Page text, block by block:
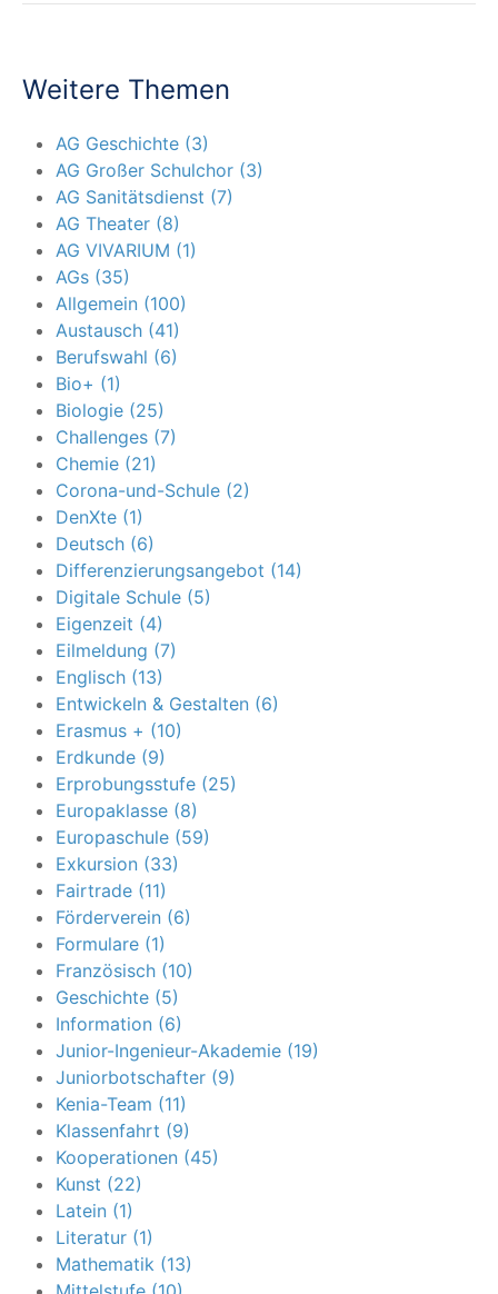
Weitere Themen
AG Geschichte (3)
AG Großer Schulchor (3)
AG Sanitätsdienst (7)
AG Theater (8)
AG VIVARIUM (1)
AGs (35)
Allgemein (100)
Austausch (41)
Berufswahl (6)
Bio+ (1)
Biologie (25)
Challenges (7)
Chemie (21)
Corona-und-Schule (2)
DenXte (1)
Deutsch (6)
Differenzierungsangebot (14)
Digitale Schule (5)
Eigenzeit (4)
Eilmeldung (7)
Englisch (13)
Entwickeln & Gestalten (6)
Erasmus + (10)
Erdkunde (9)
Erprobungsstufe (25)
Europaklasse (8)
Europaschule (59)
Exkursion (33)
Fairtrade (11)
Förderverein (6)
Formulare (1)
Französisch (10)
Geschichte (5)
Information (6)
Junior-Ingenieur-Akademie (19)
Juniorbotschafter (9)
Kenia-Team (11)
Klassenfahrt (9)
Kooperationen (45)
Kunst (22)
Latein (1)
Literatur (1)
Mathematik (13)